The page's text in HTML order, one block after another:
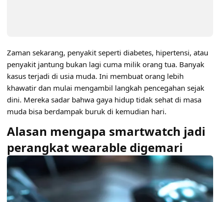
Zaman sekarang, penyakit seperti diabetes, hipertensi, atau
penyakit jantung bukan lagi cuma milik orang tua. Banyak
kasus terjadi di usia muda. Ini membuat orang lebih
khawatir dan mulai mengambil langkah pencegahan sejak
dini. Mereka sadar bahwa gaya hidup tidak sehat di masa
muda bisa berdampak buruk di kemudian hari.
Alasan mengapa smartwatch jadi
perangkat wearable digemari